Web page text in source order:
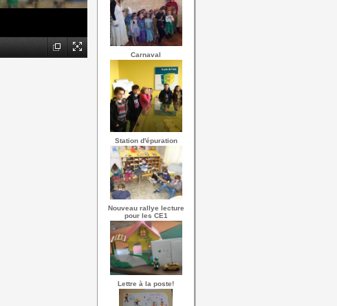
Carnaval
Station d'épuration
Nouveau rallye lecture
pour les CE1
Lettre à la poste!